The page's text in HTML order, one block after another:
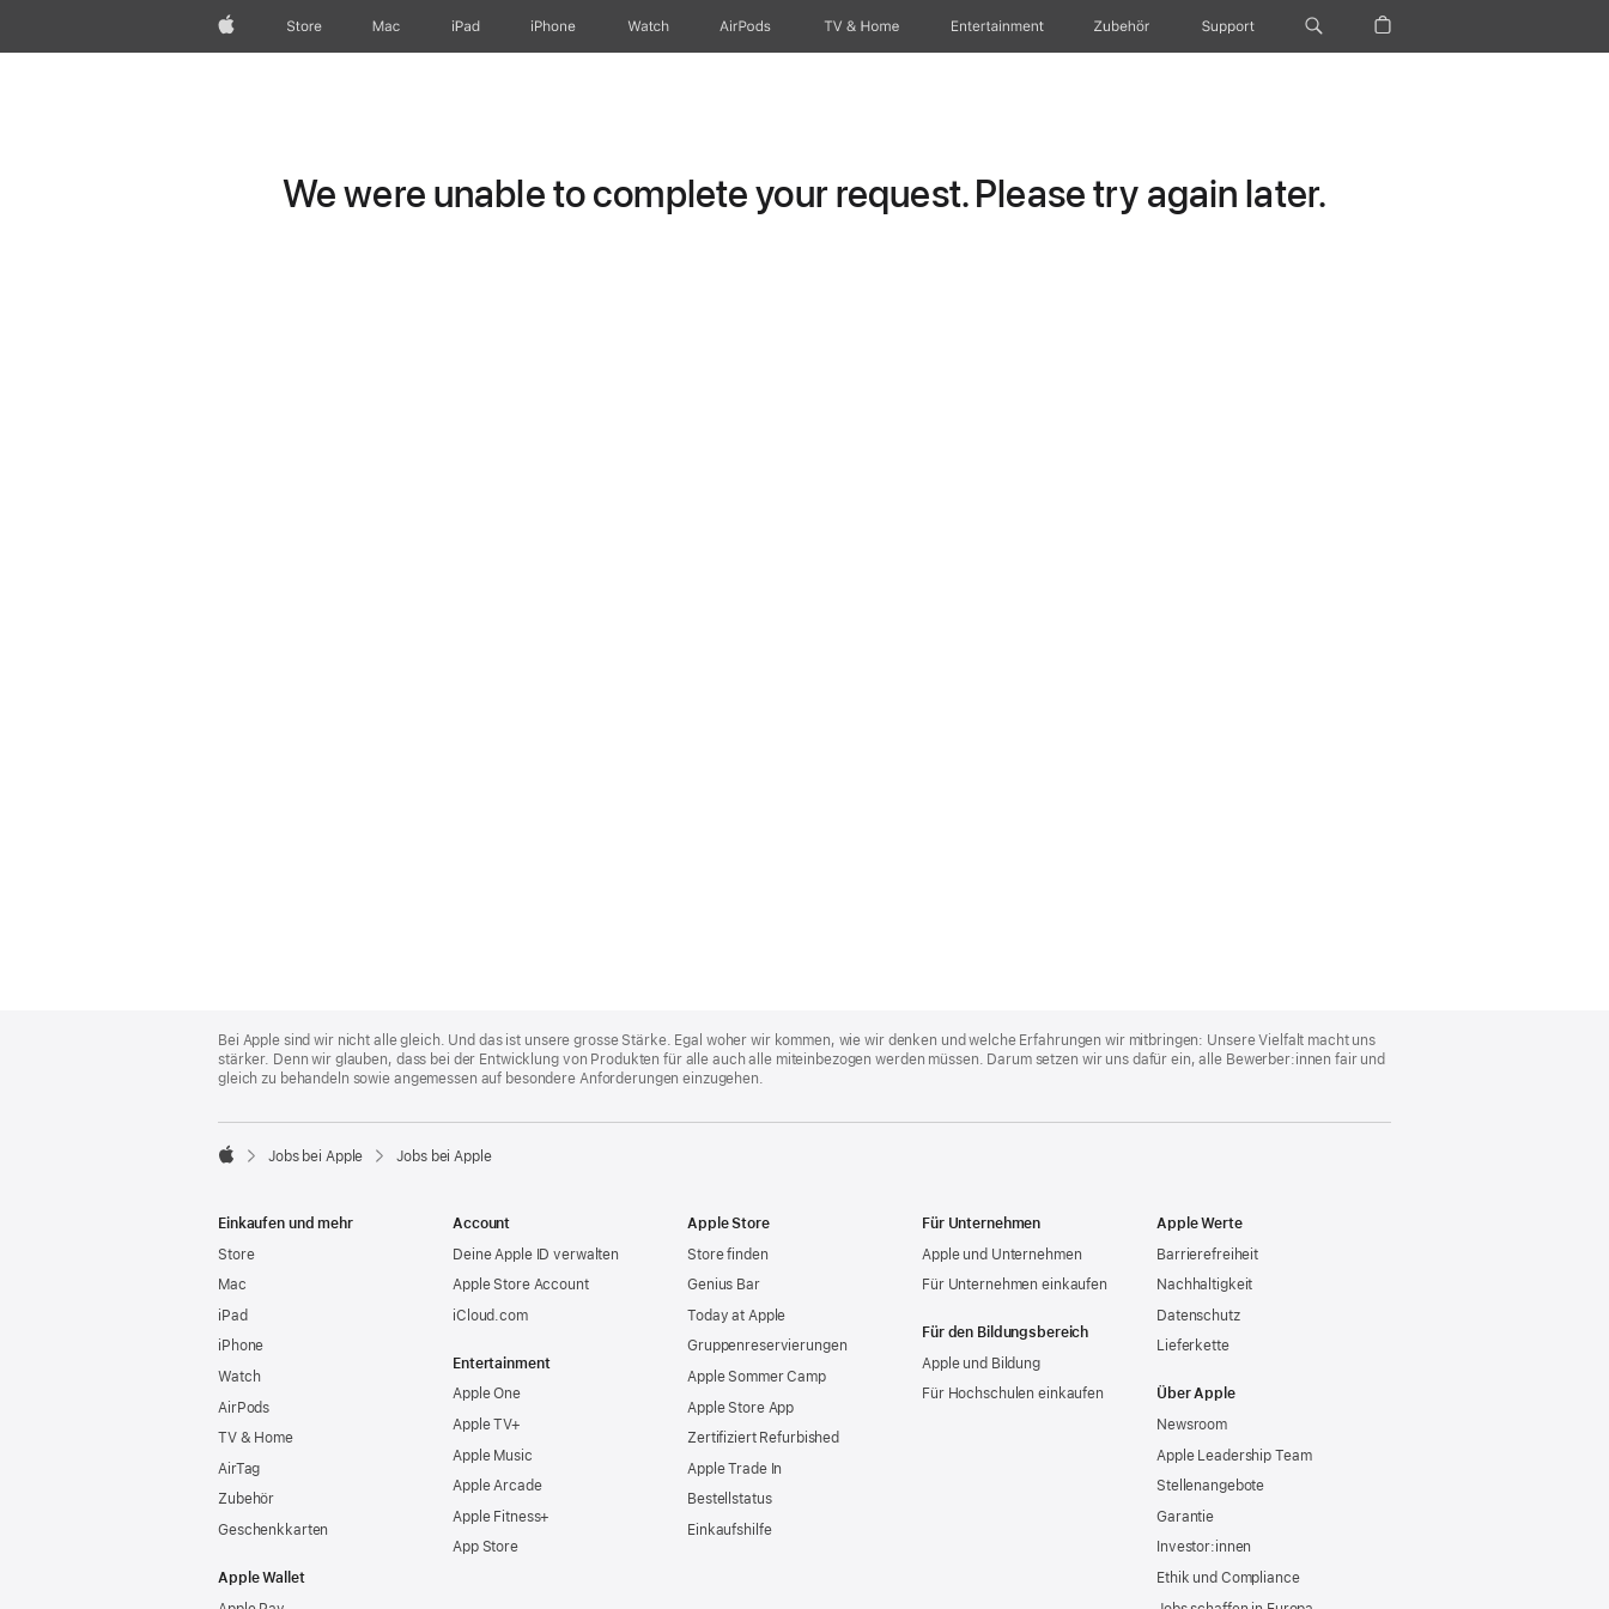
Apple Store Mac iPad iPhone Watch AirPods TV & Home Entertainment Zubehör Support
We were unable to complete your request. Please try again later.
Footer
Bei Apple sind wir nicht alle gleich. Und das ist unsere grosse Stärke. Egal woher wir kommen, wie wir denken und welche Erfahrungen wir mitbringen: Unsere Vielfalt macht uns
stärker. Denn wir glauben, dass bei der Entwicklung von Produkten für alle auch alle miteinbezogen werden müssen. Darum setzen wir uns dafür ein, alle Bewerber:innen fair und
gleich zu behandeln sowie angemessen auf besondere Anforderungen einzugehen.

Jobs bei Apple Jobs bei Apple
Einkaufen und mehr
Store
Mac
iPad
iPhone
Watch
AirPods
TV & Home
AirTag
Zubehör
Geschenkkarten
Apple Wallet
Account
Deine Apple ID verwalten
Apple Store Account
iCloud.com
Entertainment
Apple One
Apple TV+
Apple Music
Apple Arcade
Apple Fitness+
App Store
Apple Store
Store finden
Genius Bar
Today at Apple
Gruppen­reservierungen
Apple Sommer Camp
Apple Store App
Zertifiziert Refurbished
Apple Trade In
Bestellstatus
Einkaufshilfe
Für Unternehmen
Apple und Unternehmen
Für Unternehmen einkaufen
Für den Bildungsbereich
Apple und Bildung
Für Hochschulen einkaufen
Apple Werte
Barrierefreiheit
Nachhaltigkeit
Datenschutz
Lieferkette
Über Apple
Newsroom
Apple Leadership Team
Stellenangebote
Garantie
Investor:innen
Ethik und Compliance